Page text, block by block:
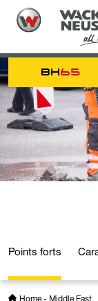
BH 65
Points forts
Home - Middle East